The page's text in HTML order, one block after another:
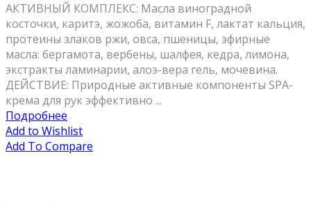
АКТИВНЫЙ КОМПЛЕКС: Масла виноградной
косточки, каритэ, жожоба, витамин F, лактат кальция,
протеины злаков ржи, овса, пшеницы, эфирные
масла: бергамота, вербены, шалфея, кедра, лимона,
экстракты ламинарии, алоэ-вера гель, мочевина.
ДЕЙСТВИЕ: Природные активные компоненты SPA-
крема для рук эффективно ...
Подробнее
Add to Wishlist
Add To Compare